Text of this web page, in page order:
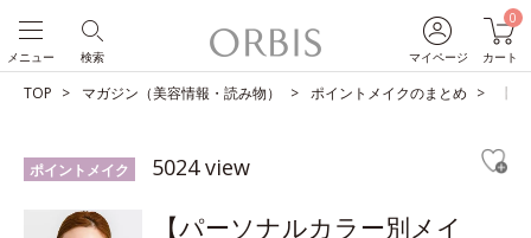
マイページ
0
カート
検索
メニュー
TOP マガジン（美容情報・読み物） ポイントメイクのまとめ 【
ポイントメイク 5024 view
【パーソナルカラー別メイ